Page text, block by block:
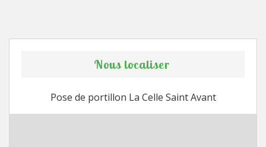
Nous localiser
Pose de portillon La Celle Saint Avant